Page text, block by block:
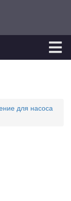
для насоса